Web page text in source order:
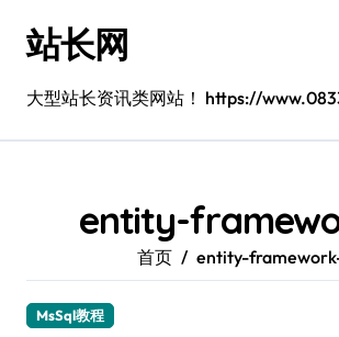
站长网
大型站长资讯类网站！ https://
entity-
首页 entity-
MsSql教程